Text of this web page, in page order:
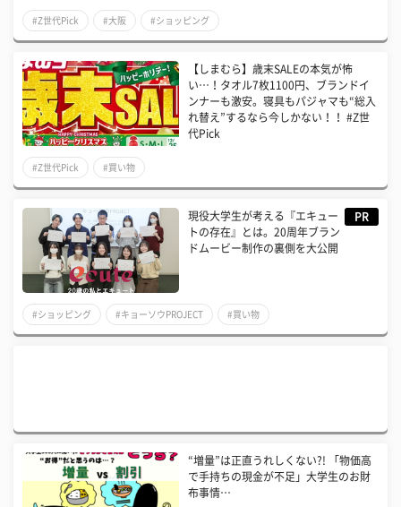
#Z世代Pick #大阪 #ショッピング
【しまむら】歳末SALEの本気が怖
い…！タオル7枚1100円、ブランドイ
ンナーも激安。寝具もパジャマも“総入
れ替え”するなら今しかない！！ #Z世
代Pick
#Z世代Pick #買い物
現役大学生が考える『エキュー
トの存在』とは。20周年ブラン
ドムービー制作の裏側を大公開
PR
#ショッピング #キョーソウPROJECT #買い物
“増量”は正直うれしくない?! 「物価高
で手持ちの現金が不足」大学生のお財
布事情…